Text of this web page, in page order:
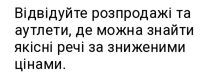
Відвідуйте розпродажі та
аутлети, де можна знайти
якісні речі за зниженими
цінами.